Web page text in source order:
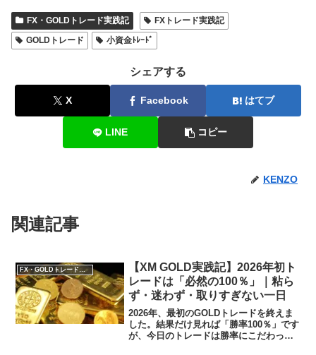
FX・GOLDトレード実践記
FXトレード実践記
GOLDトレード
小資金ﾄﾚｰﾄﾞ
シェアする
X Facebook はてブ
LINE コピー
KENZO
関連記事
FX・GOLDトレード実践記
【XM GOLD実践記】2026年初ト
レードは「必然の100％」｜粘ら
ず・迷わず・取りすぎない一日
2026年、最初のGOLDトレードを終えま
した。結果だけ見れば「勝率100％」です
が、今日のトレードは勝率にこだわった